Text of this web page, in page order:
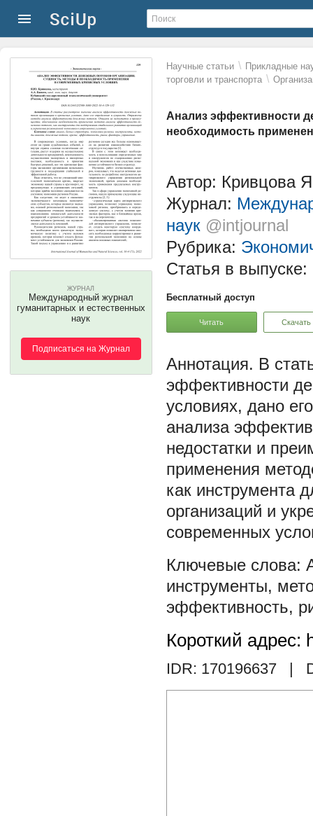
Научные статьи \ Прикладные
торговли и транспорта \
Анализ эффективности
необходимость
ЖУРНАЛ
Международный журнал
гуманитарных и естественных
наук
Подписаться на Журнал
Автор: Кривцова
Журнал:
наук @intjournal
Рубрика:
Статья в выпуске:
Бесплатный доступ
Читать Скачать
В
эффективности
условиях, дано
анализа
недостатки и
применения
как инструмента
организаций и
современных
инструменты,
эффективность,
Короткий адрес:
IDR: 170196637 |